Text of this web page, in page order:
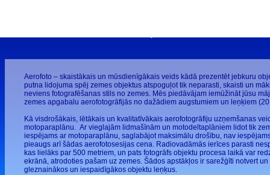
Aerofoto – skaistākais un mūsdienīgākais veids kādā prezentēt jebkuru
putna lidojuma spēj zemes objektus atspoguļot tik neparasti, skaisti un
neviens fotografēšanas stils no zemes. Mēs piedāvājam iemūžināt jūsu
zemes apgabalu aerofotogrāfijās no dažādiem augstumiem un leņķiem
Kā visdrošākais, lētākais un kvalitatīvākais aerofotogrāfiju uzņemšanas
motoparaplānu. Ar vieglajām lidmašīnām un motodeltaplāniem lidot tik
iespējams ar motoparaplānu, saglabājot maksimālu drošību, nav
pieaugs arī šādas aerofotosesijas cena. Radiovadāmās ierīces parasti
kas lielāks par 500 metriem, un pats fotogrāfs objektu procesa laikā var
ekrānā, atrodoties pašam uz zemes. Šādos apstākļos ir sarežģīti notvert
gleznainākos un iespaidīgākos objektu leņķus.